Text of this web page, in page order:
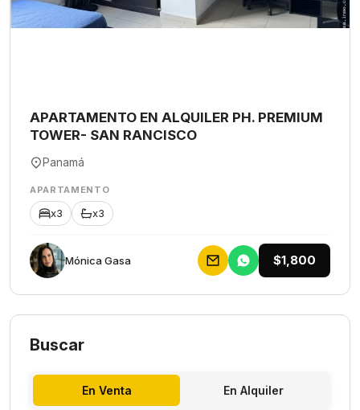
APARTAMENTO EN ALQUILER PH. PREMIUM
TOWER- SAN RANCISCO
Panamá
APARTAMENTO
x3 x3
Mónica Gasa $1,800
Buscar
En Venta En Alquiler